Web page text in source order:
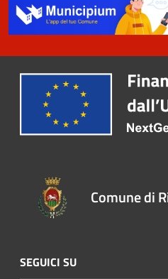
Comune di
SEGUICI SU